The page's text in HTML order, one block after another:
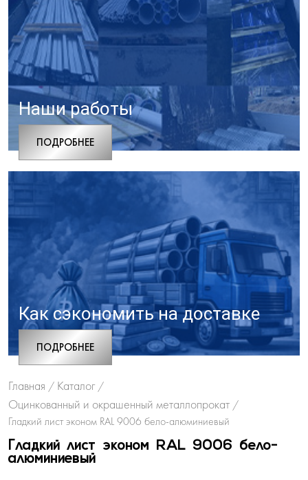
Наши работы
ПОДРОБНЕЕ
Как сэкономить на доставке
ПОДРОБНЕЕ
Главная / Каталог /
Оцинкованный и окрашенный металлопрокат /
Гладкий лист эконом RAL 9006 бело-алюминиевый
Гладкий лист эконом RAL 9006 бело-
алюминиевый